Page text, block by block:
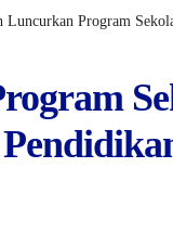
Luncurkan Program